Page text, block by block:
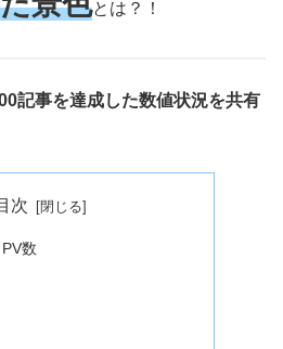
とは？！
記事を達成した数値状況を共有
次
数